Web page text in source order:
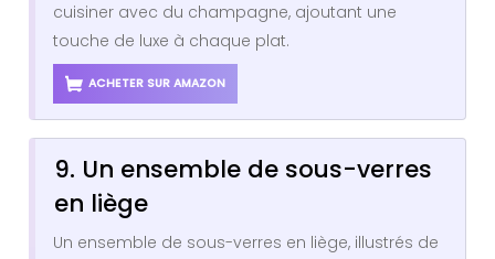
cuisiner avec du champagne, ajoutant une
touche de luxe à chaque plat.
ACHETER SUR AMAZON
9. Un ensemble de sous-verres
en liège
Un ensemble de sous-verres en liège, illustrés de